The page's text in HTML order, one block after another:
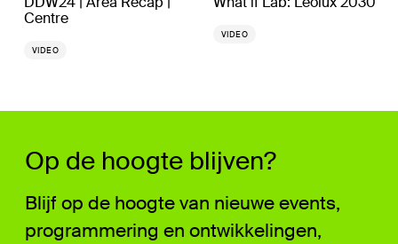
Centre
VIDEO
VIDEO
Op de hoogte blijven?
Blijf op de hoogte van nieuwe events,
programmering en ontwikkelingen,